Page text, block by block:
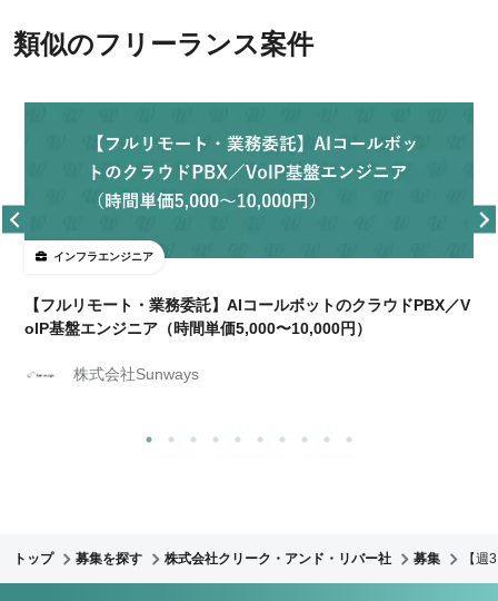
類似のフリーランス案件
インフラエンジニア
【フルリモート・業務委託】AIコールボットのクラウドPBX／V
oIP基盤エンジニア（時間単価5,000〜10,000円）
株式会社Sunways
トップ 募集を探す 株式会社クリーク・アンド・リバー社 募集 【